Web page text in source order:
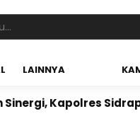
LAINNYA
Sidrap Sowan